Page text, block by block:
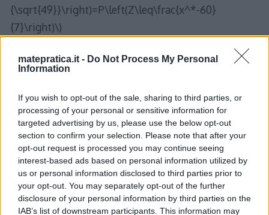
matepratica.it - Do Not Process My Personal
Information
If you wish to opt-out of the sale, sharing to third parties, or
processing of your personal or sensitive information for
targeted advertising by us, please use the below opt-out
section to confirm your selection. Please note that after your
opt-out request is processed you may continue seeing
interest-based ads based on personal information utilized by
us or personal information disclosed to third parties prior to
your opt-out. You may separately opt-out of the further
disclosure of your personal information by third parties on the
IAB’s list of downstream participants. This information may
{\sqrt{49}}\right)=P\left(Z\leq\frac{x^*-60}
{7}\right)\)
Dato che 0.3 è un valore di probabilità \(< 0.5\), il
{7}\) sarà negativo e quindi non tabulato nelletavole
della distribuzione normale. A tal proposito,
sfruttando le proprietà di simmetria della
distribuzione normale, eseguiamo i seguenti
passaggi:
\(\begin{eqnarray}